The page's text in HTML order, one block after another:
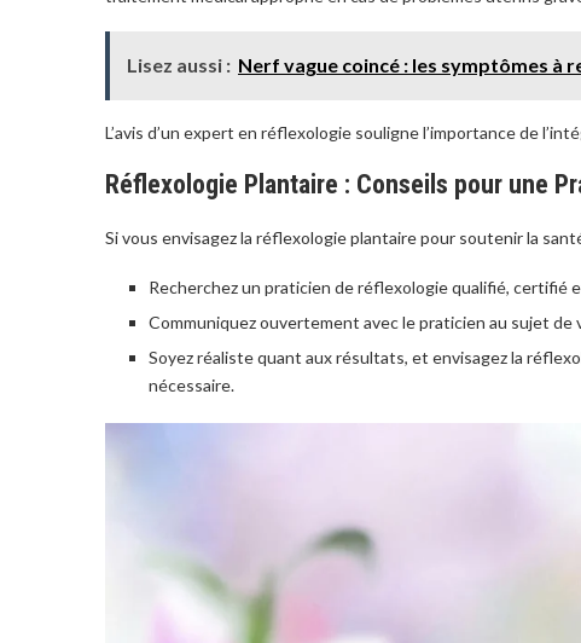
Lisez aussi : Nerf vague coincé : les symptômes à
L’avis d’un expert en réflexologie souligne l’importance de
Réflexologie Plantaire : Conseils pour une
Si vous envisagez la réflexologie plantaire pour soutenir la
Recherchez un praticien de réflexologie qualifié, certifié
Communiquez ouvertement avec le praticien au sujet
Soyez réaliste quant aux résultats, et envisagez la
nécessaire.